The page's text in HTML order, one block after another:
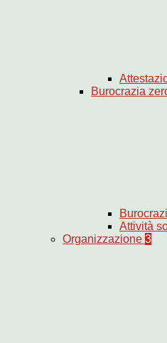
Burocrazia
Attività
Organizzazione 3